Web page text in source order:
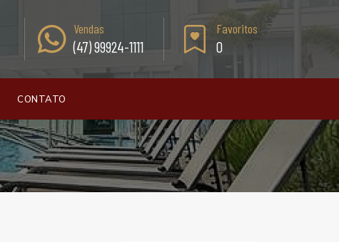
Vendas
(47) 99924-1111
Favoritos
0
CONTATO